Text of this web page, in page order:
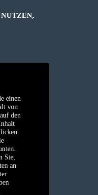
einen
von
den
Sie,
an